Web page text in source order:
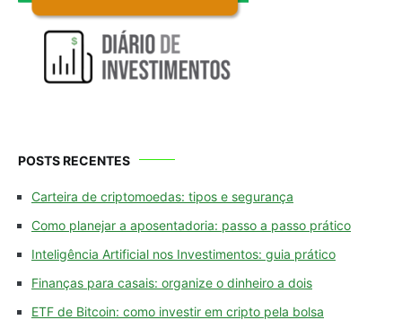
POSTS RECENTES
Carteira de criptomoedas: tipos e segurança
Como planejar a aposentadoria: passo a passo prático
Inteligência Artificial nos Investimentos: guia prático
Finanças para casais: organize o dinheiro a dois
ETF de Bitcoin: como investir em cripto pela bolsa